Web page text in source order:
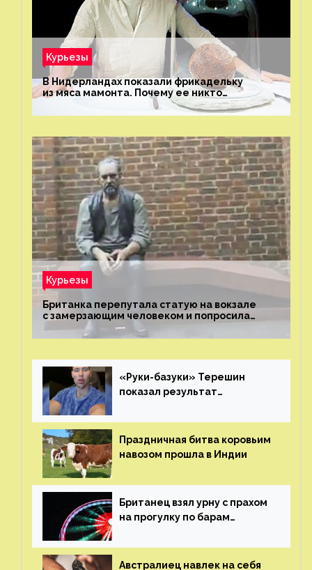
Курьезы
В Нидерландах показали фрикадельку
из мяса мамонта. Почему ее никто
Курьезы
Британка перепутала статую на вокзале
с замерзающим человеком и попросила
о помощи
«Руки-базуки» Терешин
показал результат
Праздничная битва коровьим
навозом прошла в Индии
Британец взял урну с прахом
на прогулку по барам
Австралиец навлек на себя